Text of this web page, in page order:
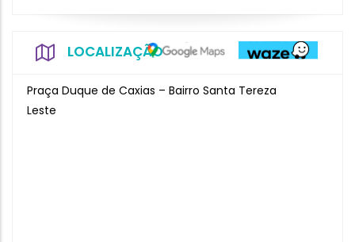
LOCALIZAÇÃO
Praça Duque de Caxias – Bairro Santa Tereza
Leste